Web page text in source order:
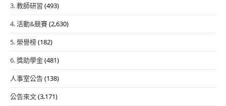
3. 教師研習 (493)
4. 活動&競賽(2,630)
5. 榮譽榜(182)
6. 獎助學金(481)
人事室公告(138)
公告來文(3,171)